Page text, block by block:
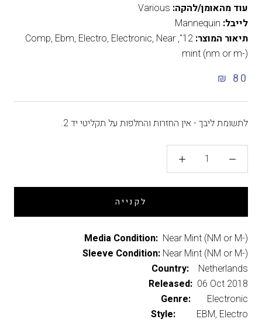
עוד מהאומן/להקה: Various
לייבל: Mannequin
תיאור המוצר: 12"
,
Comp, Ebm, Electro, Electronic, Near
mint (nm or m-)
80 ₪
לתשומת ליבך - אין החזרות והחלפות על תקליטי יד 2.
לקנייה
Media Condition: Near Mint (NM or M-)
Sleeve Condition: Near Mint (NM or M-)
Country: Netherlands
Released: 06 Oct 2018
Genre: Electronic
Style: EBM, Electro